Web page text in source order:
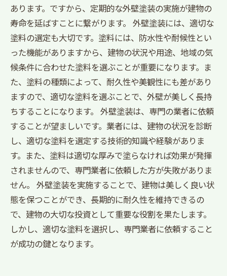
あります。ですから、定期的な外壁塗装の実施が建物の
寿命を延ばすことに繋がります。 外壁塗装には、適切な
塗料の選定も大切です。塗料には、防水性や耐候性とい
った機能がありますから、建物の状況や用途、地域の気
候条件に合わせた塗料を選ぶことが重要になります。ま
た、塗料の種類によって、耐久性や美観性にも差があり
ますので、適切な塗料を選ぶことで、外壁が美しく長持
ちすることになります。 外壁塗装は、専門の業者に依頼
することが望ましいです。業者には、建物の状況を診断
し、適切な塗料を選定する技術的知識や経験がありま
す。また、塗料は適切な厚みで塗らなければ効果が発揮
されませんので、専門業者に依頼した方が失敗がありま
せん。 外壁塗装を実施することで、建物は美しく良い状
態を保つことができ、長期的に耐久性を維持できるの
で、建物の大切な投資として重要な役割を果たします。
しかし、適切な塗料を選択し、専門業者に依頼すること
が成功の鍵となります。